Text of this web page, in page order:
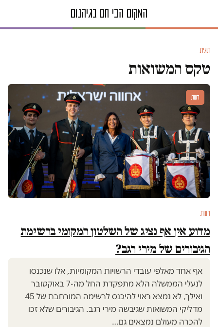
תגית
טקס המשואות
דעות
דעות
מדוע אין אף נציג של השלטון המקומי ברשימת
הגיבורים של מירי רגב?
אף אחד מאלפי עובדי הרשויות המקומיות, אלו שנכנסו
לנעלי הממשלה הלא מתפקדת החל מה-7 באוקטובר
ואילך, לא נמצא ראוי להיכנס לרשימה המורחבת של 45
מדליקי המשואות שגיבשה מירי רגב. הגיבורים שלא זכו
להכרה מעולם נמצאים גם…